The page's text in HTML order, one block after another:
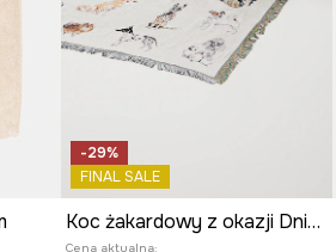
-29%
FINAL SALE
Koc żakardowy z okazji Dnia Psa – Zofia Różycka x Medicine
Cena aktualna: